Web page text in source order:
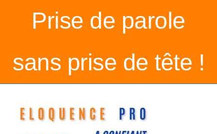
Prise de parole
sans prise de tête !